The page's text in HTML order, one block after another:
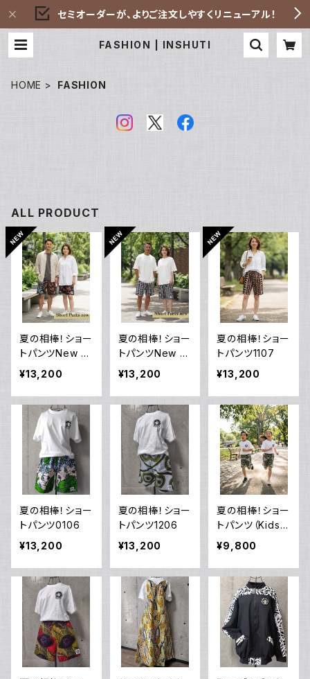
セミオーダーが、よりご注文しやすくリニューアル！
FASHION | INSHUTI
HOME FASHION
ALL PRODUCT
夏の相棒！ショー
トパンツNew 9
007
¥13,200
夏の相棒！ショー
トパンツNew 13
09
¥13,200
夏の相棒！ショー
トパンツ1107
¥13,200
夏の相棒！ショー
トパンツ0106
¥13,200
夏の相棒！ショー
トパンツ1206
¥13,200
夏の相棒！ショー
トパンツ（Kids）1
206
¥9,800